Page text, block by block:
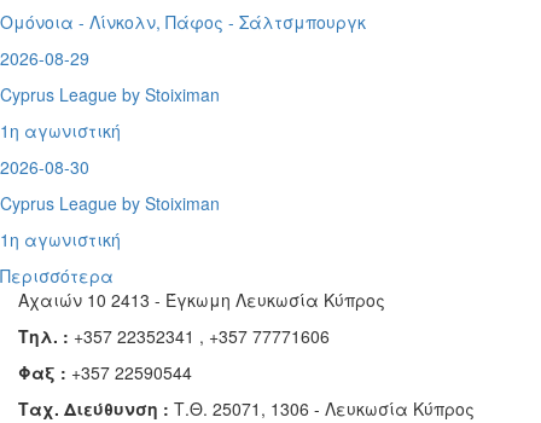
Ομόνοια - Λίνκολν, Πάφος - Σάλτσμπουργκ
2026-08-29
Cyprus League by Stoiximan
1η αγωνιστική
2026-08-30
Cyprus League by Stoiximan
1η αγωνιστική
Περισσότερα
Αχαιών 10 2413 - Έγκωμη Λευκωσία Κύπρος
Τηλ. : +357 22352341 , +357 77771606
Φαξ : +357 22590544
Ταχ. Διεύθυνση : Τ.Θ. 25071, 1306 - Λευκωσία Κύπρος